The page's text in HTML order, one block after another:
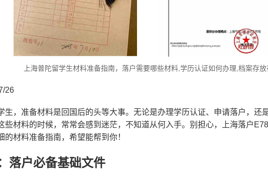
上海普陀留学生材料准备指南，落户需要哪些材料,学历认证如何办理,档案存
26
生，准备材料是回国后的头等大事。无论是办理学历认证、申请落户，还
些材料的时候，常常会感到迷茫，不知道从何入手。别担心，上海落户
的材料准备指南，希望能帮到你！
落户必备基础文件